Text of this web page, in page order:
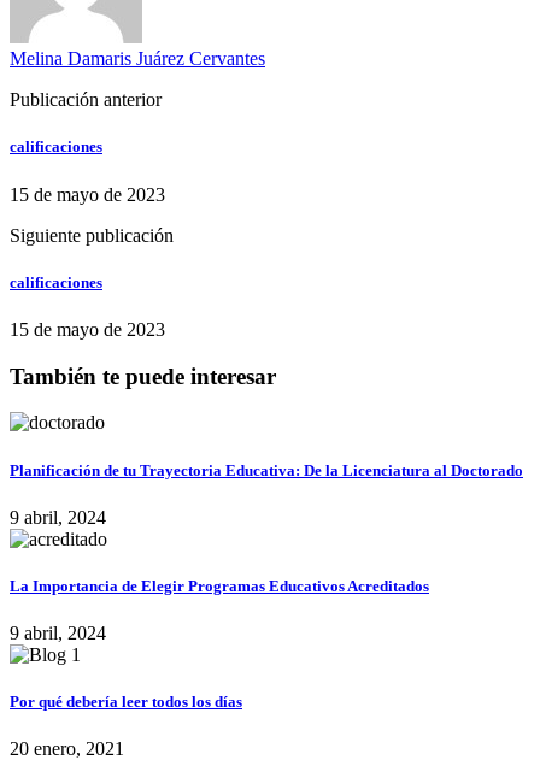
Melina Damaris Juárez Cervantes
Publicación anterior
calificaciones
15 de mayo de 2023
Siguiente publicación
calificaciones
15 de mayo de 2023
También te puede interesar
Planificación de tu Trayectoria Educativa: De la Licenciatura al Doctorado
9 abril, 2024
La Importancia de Elegir Programas Educativos Acreditados
9 abril, 2024
Por qué debería leer todos los días
20 enero, 2021